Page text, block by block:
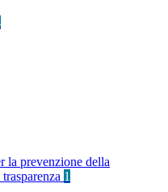
la prevenzione della
1